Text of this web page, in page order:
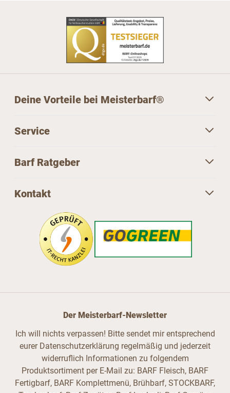
Deine Vorteile bei Meisterbarf®
Service
Barf Ratgeber
Kontakt
Der Meisterbarf-Newsletter
Ich will nichts verpassen! Bitte sendet mir entsprechend
eurer Datenschutzerklärung regelmäßig und jederzeit
widerruflich Informationen zu folgendem
Produktsortiment per E-Mail zu: BARF Fleisch, BARF
Fertigbarf, BARF Komplettmenü, Brühbarf, STOCKBARF,